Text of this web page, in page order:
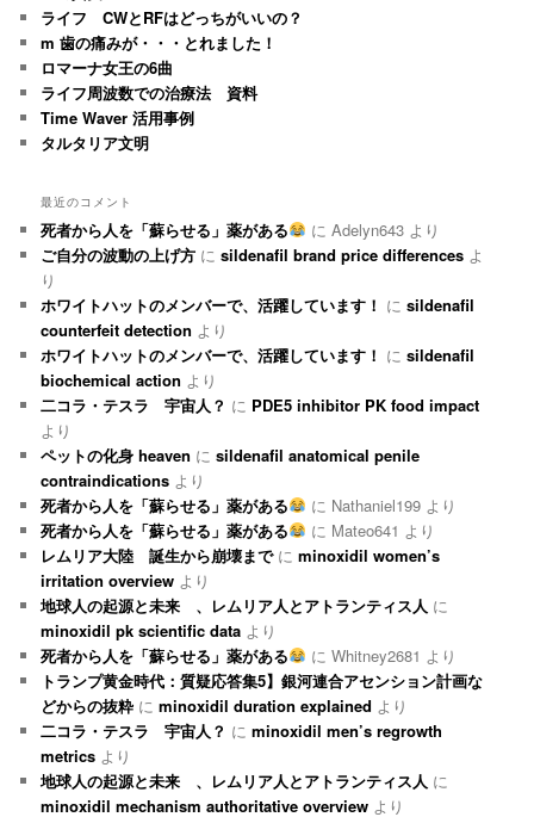
ライフ CWとRFはどっちがいいの？
m 歯の痛みが・・・とれました！
ロマーナ女王の6曲
ライフ周波数での治療法 資料
Time Waver 活用事例
タルタリア文明
最近のコメント
死者から人を「蘇らせる」薬がある に Adelyn643より
ご自分の波動の上げ方 にsildenafil brand price differences よ
り
ホワイトハットのメンバーで、活躍しています！ にsildenafil
counterfeit detection より
ホワイトハットのメンバーで、活躍しています！ にsildenafil
biochemical action より
二コラ・テスラ 宇宙人？ に PDE5 inhibitor PK food impact
より
ペットの化身 heaven にsildenafil anatomical penile
contraindications より
死者から人を「蘇らせる」薬がある
に Nathaniel199より
死者から人を「蘇らせる」薬がある
に Mateo641 より
レムリア大陸 誕生から崩壊までにminoxidil women’s
irritation overview より
地球人の起源と未来 、レムリア人とアトランティス人 に
minoxidil pk scientific data より
死者から人を「蘇らせる」薬がある
に Whitney2681 より
トランプ黄金時代：質疑応答集5】銀河連合アセンション計画な
どからの抜粋 にminoxidil duration explained より
二コラ・テスラ 宇宙人？ にminoxidil men’s regrowth
metrics より
地球人の起源と未来 、レムリア人とアトランティス人 に
minoxidil mechanism authoritative overview より